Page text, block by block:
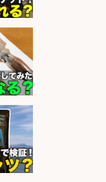
クス
残
クス